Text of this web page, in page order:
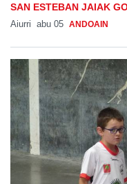
SAN ESTEBAN JAIAK
Aiurri abu 05 ANDOAIN